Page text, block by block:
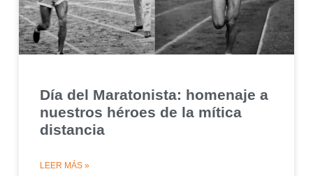
Día del Maratonista: homenaje a
nuestros héroes de la mítica
distancia
LEER MÁS »